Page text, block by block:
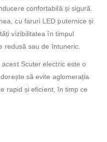
confortabilă și sigură.
cu faruri LED puternice și
vizibilitatea în timpul
redusă sau de întuneric.
Scuter electric este o
să evite aglomerația
rapid și eficient, în timp ce